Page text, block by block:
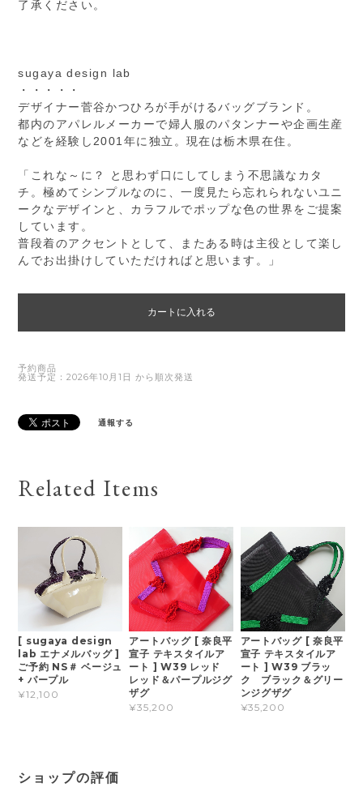
了承ください。
sugaya design lab
・・・・・
デザイナー菅谷かつひろが手がけるバッグブランド。
都内のアパレルメーカーで婦人服のパタンナーや企画生産
などを経験し2001年に独立。現在は栃木県在住。
「これな～に？ と思わず口にしてしまう不思議なカタ
チ。極めてシンプルなのに、一度見たら忘れられないユニ
ークなデザインと、カラフルでポップな色の世界をご提案
しています。
普段着のアクセントとして、またある時は主役として楽し
んでお出掛けしていただければと思います。」
カートに入れる
予約商品
発送予定：2026年10月1日 から順次発送
通報する
Related Items
[ sugaya design
lab エナメルバッグ ]
ご予約 NS＃ ベージュ
+ パープル
¥12,100
アートバッグ [ 奈良平
宣子 テキスタイルア
ート ] W39 レッド
レッド＆パープルジグ
ザグ
¥35,200
アートバッグ [ 奈良平
宣子 テキスタイルア
ート ] W39 ブラッ
ク ブラック＆グリー
ンジグザグ
¥35,200
ショップの評価